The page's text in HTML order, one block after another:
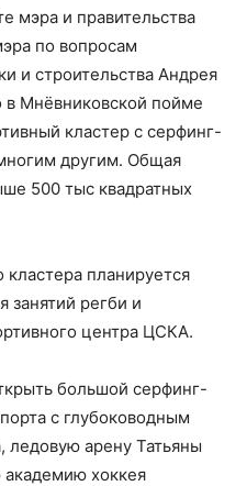
мэра и правительства
по вопросам
и строительства Андрея
в Мнёвниковской пойме
кластер с серфинг-
другим. Общая
500 тыс квадратных
планируется
занятий регби и
центра ЦСКА.
большой серфинг-
с глубоководным
ледовую арену Татьяны
хоккея